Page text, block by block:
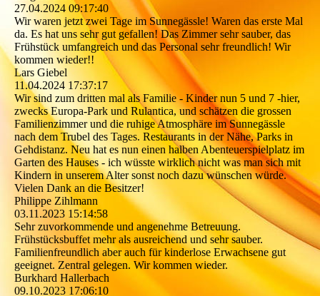
27.04.2024 09:17:40
Wir waren jetzt zwei Tage im Sunnegässle! Waren das erste Mal
da. Es hat uns sehr gut gefallen! Das Zimmer sehr sauber, das
Frühstück umfangreich und das Personal sehr freundlich! Wir
kommen wieder!!
Lars Giebel
11.04.2024 17:37:17
Wir sind zum dritten mal als Familie - Kinder nun 5 und 7 -hier,
zwecks Europa-Park und Rulantica, und schätzen die grossen
Familienzimmer und die ruhige Atmosphäre im Sunnegässle
nach dem Trubel des Tages. Restaurants in der Nähe, Parks in
Gehdistanz. Neu hat es nun einen halben Abenteuerspielplatz im
Garten des Hauses - ich wüsste wirklich nicht was man sich mit
Kindern in unserem Alter sonst noch dazu wünschen würde.
Vielen Dank an die Besitzer!
Philippe Zihlmann
03.11.2023 15:14:58
Sehr zuvorkommende und angenehme Betreuung.
Frühstücksbuffet mehr als ausreichend und sehr sauber.
Familienfreundlich aber auch für kinderlose Erwachsene gut
geeignet. Zentral gelegen. Wir kommen wieder.
Burkhard Hallerbach
09.10.2023 17:06:10